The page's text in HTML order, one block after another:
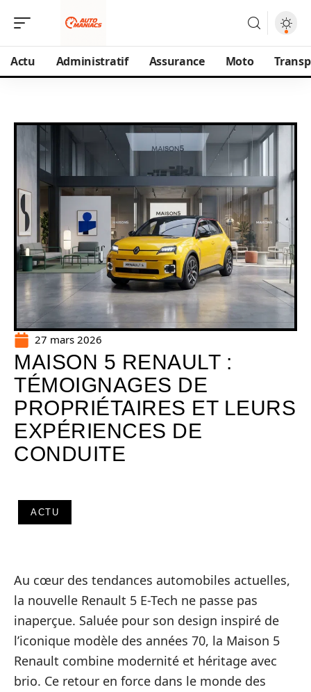
Actu Administratif Assurance Moto
27 mars 2026
MAISON 5 RENAULT :
TÉMOIGNAGES DE
PROPRIÉTAIRES ET LEURS
EXPÉRIENCES DE
CONDUITE
ACTU
Au cœur des tendances automobiles actuelles,
la nouvelle Renault 5 E-Tech ne passe pas
inaperçue. Saluée pour son design inspiré de
l’iconique modèle des années 70, la Maison 5
Renault combine modernité et héritage avec
brio. Ce retour en force dans le monde des